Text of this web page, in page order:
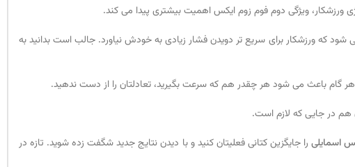
ویژگی دوم فوم زوم ایکس اهمیت بیشتری پیدا می کند.
که ورزشکار برای سریع تر دویدن فشار زیادی به خودش نیاورد. جالب است بدانید به
هم در جایی که لازم است.
اسمایلیرا جایگزین کتانی فعلیتان کنید و با دیدن نتایج جدید شگفت زده شوید. تازه در